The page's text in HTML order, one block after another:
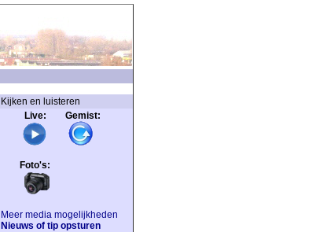
Kijken en luisteren
Live: Gemist:
Foto's:
Meer media mogelijkheden
Nieuws of tip opsturen